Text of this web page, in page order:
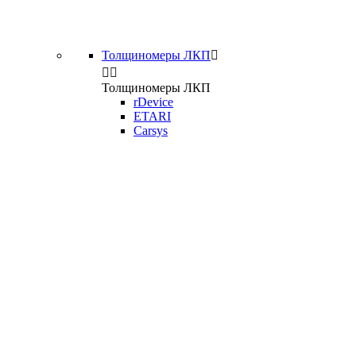
Толщиномеры ЛКП
 
Толщиномеры ЛКП
rDevice
ETARI
Carsys